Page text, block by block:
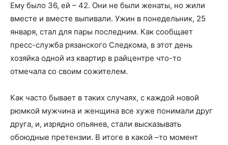
Ему было 36, ей – 42. Они не были женаты, но жили
вместе и вместе выпивали. Ужин в понедельник, 25
января, стал для пары последним. Как сообщает
пресс-служба рязанского Следкома, в этот день
хозяйка одной из квартир в райцентре что-то
отмечала со своим сожителем.
Как часто бывает в таких случаях, с каждой новой
рюмкой мужчина и женщина все хуже понимали друг
друга, и, изрядно опьянев, стали высказывать
обоюдные претензии. В итоге в какой –то момент